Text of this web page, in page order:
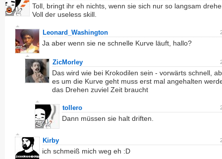
Toll, bringt ihr eh nichts, wenn sie sich nur so langsam
Voll der useless skill.
Leonard_Washington
Ja aber wenn sie ne schnelle Kurve läuft, hallo?
ZicMorley
Das wird wie bei Krokodilen sein - vorwärts schnell,
es um die Kurve geht muss erst mal angehalten
das Drehen zuviel Zeit braucht
tollero
Dann müssen sie halt driften.
Kirby
ich schmeiß mich weg eh :D